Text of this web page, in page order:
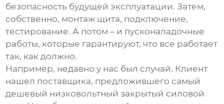
безопасность будущей эксплуатации. Затем,
собственно, монтаж щита, подключение,
тестирование. А потом – и пусконаладочные
работы, которые гарантируют, что все работает
так, как должно.
Например, недавно у нас был случай. Клиент
нашел поставщика, предложившего самый
дешевый низковольтный закрытый силовой